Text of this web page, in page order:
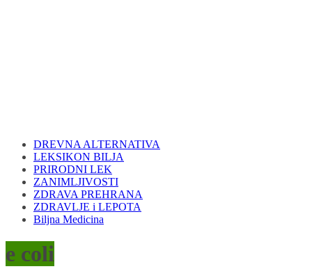
DREVNA ALTERNATIVA
LEKSIKON BILJA
PRIRODNI LEK
ZANIMLJIVOSTI
ZDRAVA PREHRANA
ZDRAVLJE i LEPOTA
Biljna Medicina
e coli